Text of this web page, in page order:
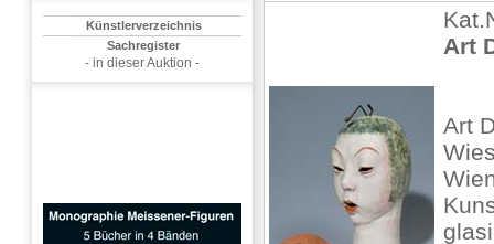
Künstlerverzeichnis
Sachregister
- in dieser Auktion -
Art
Art